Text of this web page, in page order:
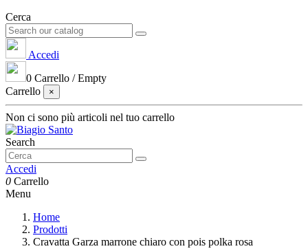
Cerca
Accedi
0 Carrello /Empty
Carrello
×
Non ci sono più articoli nel tuo carrello
Search
Accedi
0 Carrello
Menu
Home
Prodotti
Cravatta Garza marrone chiaro con pois polka rosa